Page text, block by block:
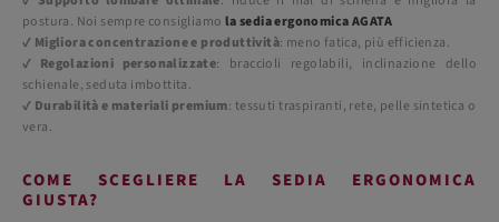
postura. Noi sempre consigliamo la sedia ergonomica AGATA
✔ Migliora concentrazione e produttività: meno fatica, più efficienza.
✔ Regolazioni personalizzate: braccioli regolabili, inclinazione dello
schienale, seduta imbottita.
✔ Durabilità e materiali premium: tessuti traspiranti, rete, pelle sintetica o
vera.
COME SCEGLIERE LA SEDIA ERGONOMICA
GIUSTA?